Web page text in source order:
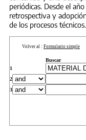
periódicas. Desde el
retrospectiva y
de los procesos técnicos.
Volver al : Formulario simple
Buscar
1
2
3